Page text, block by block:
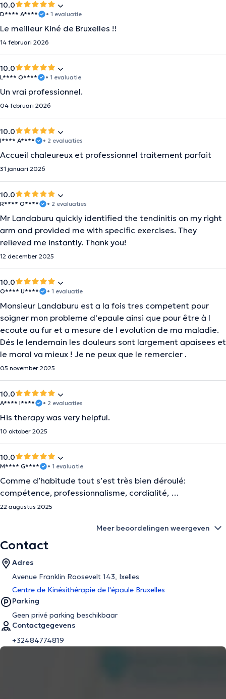
10.0
D**** A**** • 1 evaluatie
Le meilleur Kiné de Bruxelles !!
14 februari 2026
10.0
L**** O**** • 1 evaluatie
Un vrai professionnel.
04 februari 2026
10.0
I**** A**** • 2 evaluaties
Accueil chaleureux et professionnel traitement parfait
31 januari 2026
10.0
R**** O**** • 2 evaluaties
Mr Landaburu quickly identified the tendinitis on my right
arm and provided me with specific exercises. They
relieved me instantly. Thank you!
12 december 2025
10.0
O**** U**** • 1 evaluatie
Monsieur Landaburu est a la fois tres competent pour
soigner mon probleme d'epaule ainsi que pour être à l
ecoute au fur et a mesure de l evolution de ma maladie.
Dés le lendemain les douleurs sont largement apaisees et
le moral va mieux ! Je ne peux que le remercier .
05 november 2025
10.0
A**** I**** • 2 evaluaties
His therapy was very helpful.
10 oktober 2025
10.0
M**** G**** • 1 evaluatie
Comme d’habitude tout s’est très bien déroulé:
compétence, professionnalisme, cordialité, …
22 augustus 2025
Meer beoordelingen weergeven
Contact
Adres
Avenue Franklin Roosevelt 143, Ixelles
Centre de Kinésithérapie de l'épaule Bruxelles
Parking
Geen privé parking beschikbaar
Contactgegevens
+32484774819